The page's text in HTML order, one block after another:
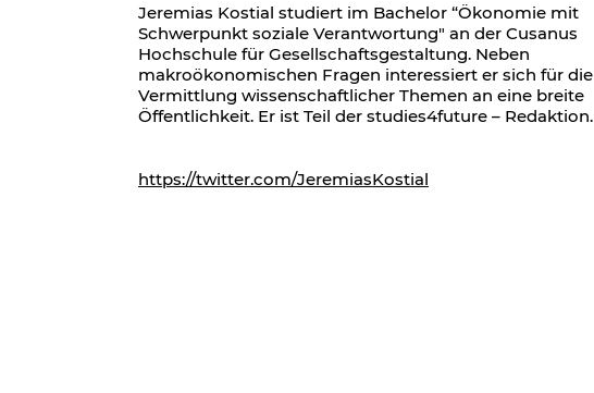
Jeremias Kostial studiert im Bachelor “Ökonomie mit
Schwerpunkt soziale Verantwortung" an der Cusanus
Hochschule für Gesellschaftsgestaltung. Neben
makroökonomischen Fragen interessiert er sich für die
Vermittlung wissenschaftlicher Themen an eine breite
Öffentlichkeit. Er ist Teil der studies4future – Redaktion.
https://twitter.com/JeremiasKostial